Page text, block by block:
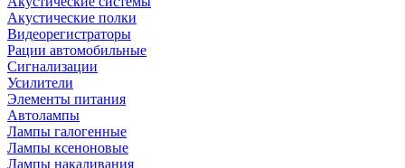
Акустические полки
Видеорегистраторы
Рации автомобильные
Сигнализации
Усилители
Элементы питания
Автолампы
Лампы галогенные
Лампы ксеноновые
Лампы накаливания